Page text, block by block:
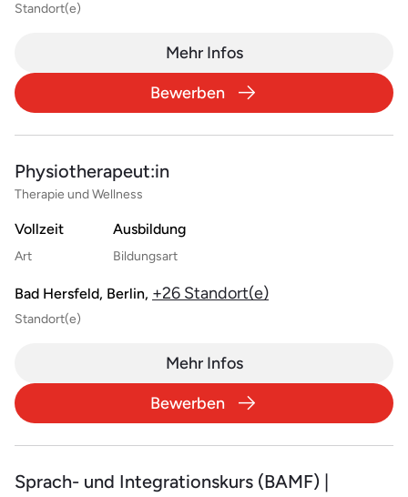
Standort(e)
Mehr Infos
Bewerben
Physiotherapeut:in
Therapie und Wellness
Vollzeit
Art
Ausbildung
Bildungsart
Bad Hersfeld, Berlin, +26 Standort(e)
Standort(e)
Mehr Infos
Bewerben
Sprach- und Integrationskurs (BAMF) |